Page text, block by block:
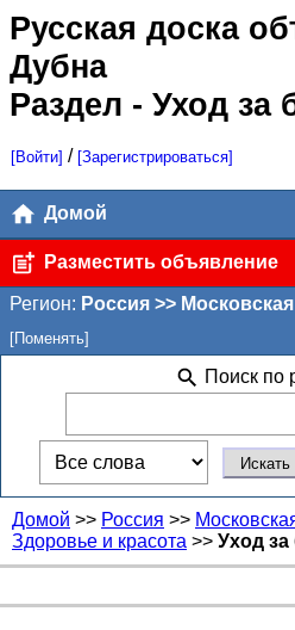
Русская доска
Дубна
Раздел - Уход за
[Войти] / [Зарегистрироваться]
Домой
Разместить объявление
Регион: Россия >>
[Поменять]
Поиск по
Домой >> Россия >>
Здоровье и красота >> Уход